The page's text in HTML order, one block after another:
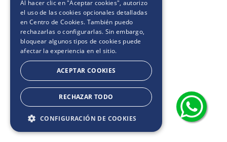
Al hacer clic en "Aceptar cookies", autorizo
el uso de las cookies opcionales detalladas
en Centro de Cookies. También puedo
rechazarlas o configurarlas. Sin embargo,
bloquear algunos tipos de cookies puede
afectar la experiencia en el sitio.
ACEPTAR COOKIES
RECHAZAR TODO
CONFIGURACIÓN DE COOKIES